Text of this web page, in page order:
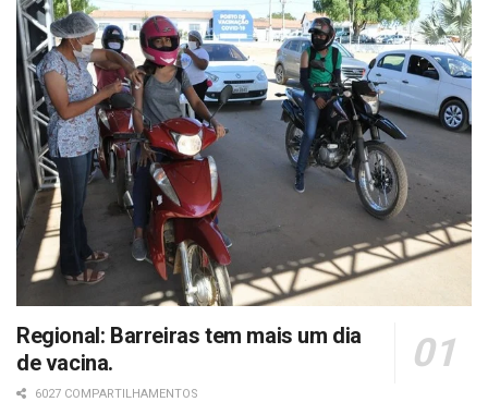
Regional: Barreiras tem mais um dia
de vacina.
6027 COMPARTILHAMENTOS